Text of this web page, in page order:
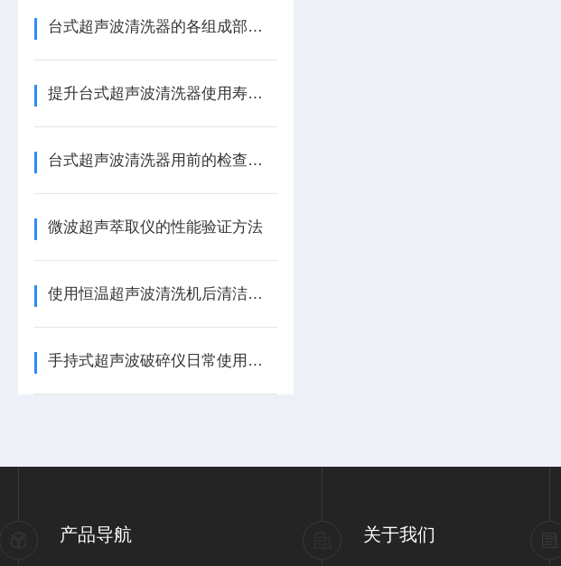
台式超声波清洗器的各组成部件功能特点分享
提升台式超声波清洗器使用寿命的几点建议
台式超声波清洗器用前的检查工作
微波超声萃取仪的性能验证方法
使用恒温超声波清洗机后清洁工作不能不做
手持式超声波破碎仪日常使用的几点注意事项
产品导航 关于我们